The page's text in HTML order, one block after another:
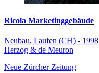
Ricola Marketinggebäude
Neubau, Laufen (CH) - 1998
Herzog & de Meuron
Neue Zürcher Zeitung